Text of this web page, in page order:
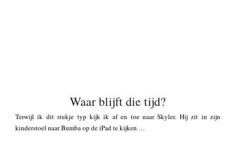
Waar blijft die tijd?
Terwijl ik dit stukje typ kijk ik af en toe naar Skyler. Hij zit in zijn
kinderstoel naar Bumba op de iPad te kijken …